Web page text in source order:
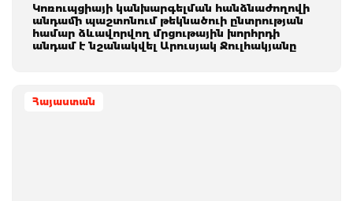
Կոռուպցիայի կանխարգելման հանձնաժողովի
անդամի պաշտոնում թեկնածուի ընտրության
համար ձևավորվող մրցութային խորհրդի
անդամ է նշանակվել Արուսյակ Ջուլհակյանը
Հայաստան